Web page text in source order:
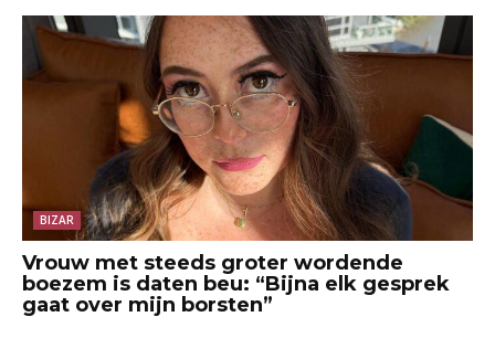
BIZAR
Vrouw met steeds groter wordende
boezem is daten beu: “Bijna elk gesprek
gaat over mijn borsten”